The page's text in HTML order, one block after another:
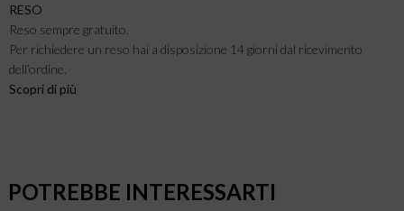
RESO
Reso sempre gratuito.
Per richiedere un reso hai a disposizione 14 giorni dal ricevimento
dell’ordine.
Scopri di più
POTREBBE INTERESSARTI